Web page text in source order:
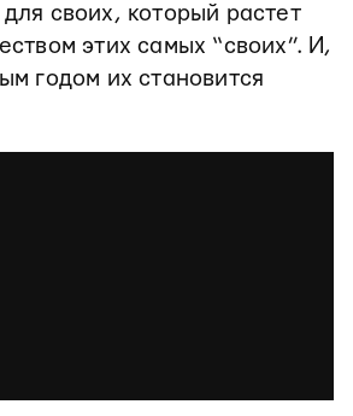
своих, который растет
этих самых “своих”. И,
годом их становится